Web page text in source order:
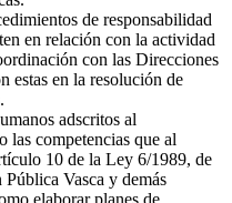
de responsabilidad
en relación con la actividad
con las Direcciones
estas en la resolución de
adscritos al
las competencias que al
10 de la Ley 6/1989, de
Vasca y demás
elaborar planes de